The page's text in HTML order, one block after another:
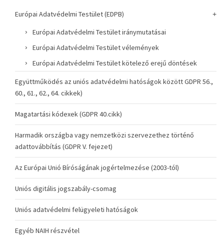
Európai Adatvédelmi Testület (EDPB)
Európai Adatvédelmi Testület iránymutatásai
Európai Adatvédelmi Testület vélemények
Európai Adatvédelmi Testület kötelező erejű döntések
Együttműködés az uniós adatvédelmi hatóságok között GDPR 56.,
60., 61., 62., 64. cikkek)
Magatartási kódexek (GDPR 40.cikk)
Harmadik országba vagy nemzetközi szervezethez történő
adattovábbítás (GDPR V. fejezet)
Az Európai Unió Bíróságának jogértelmezése (2003-tól)
Uniós digitális jogszabály-csomag
Uniós adatvédelmi felügyeleti hatóságok
Egyéb NAIH részvétel